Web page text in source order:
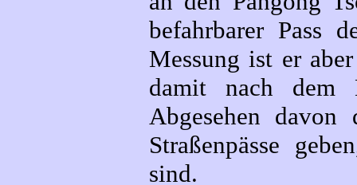
befahrbarer Pass
Messung ist er
damit nach dem
Abgesehen
Straßenpässe
sind.